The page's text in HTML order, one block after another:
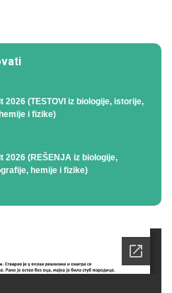
2026 (TESTOVI iz biologije, istorije,
i fizike)
2026 (REŠENJA iz biologije,
hemije i fizike)